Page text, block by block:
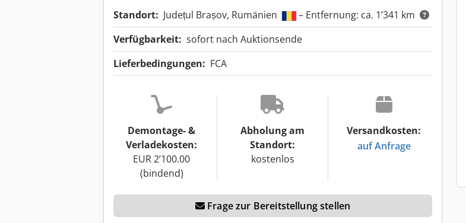
Standort: Județul Brașov, Rumänien
– Entfernung: ca. 1’341 km
Verfügbarkeit: sofort nach Auktionsende
Lieferbedingungen: FCA
Demontage- &
Verladekosten:
EUR 2’100.00
(bindend)
Abholung am
Standort:
kostenlos
Versandkosten:
auf Anfrage
Frage zur Bereitstellung stellen